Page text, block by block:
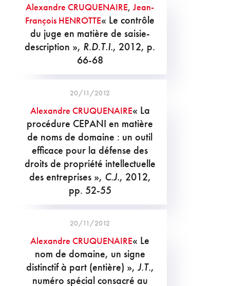
Alexandre CRUQUENAIRE, Jean-
François HENROTTE« Le contrôle
du juge en matière de saisie-
description », R.D.T.I., 2012, p.
66-68
20/11/2012
Alexandre CRUQUENAIRE« La
procédure CEPANI en matière
de noms de domaine : un outil
efficace pour la défense des
droits de propriété intellectuelle
des entreprises », C.J., 2012,
pp. 52-55
20/11/2012
Alexandre CRUQUENAIRE« Le
nom de domaine, un signe
distinctif à part (entière) », J.T.,
numéro spécial consacré au